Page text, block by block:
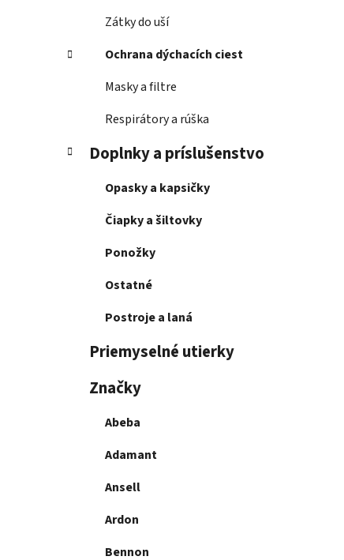
Zátky do uší
Ochrana dýchacích ciest
Masky a filtre
Respirátory a rúška
Doplnky a príslušenstvo
Opasky a kapsičky
Čiapky a šiltovky
Ponožky
Ostatné
Postroje a laná
Priemyselné utierky
Značky
Abeba
Adamant
Ansell
Ardon
Bennon